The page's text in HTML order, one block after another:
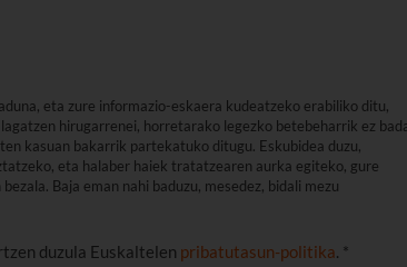
eta zure informazio-eskaera kudeatzeko erabiliko ditu,
hirugarrenei, horretarako legezko betebeharrik ez
kasuan bakarrik partekatuko ditugu. Eskubidea duzu,
eta halaber haiek tratatzearen aurka egiteko, gure
Baja eman nahi baduzu, mesedez, bidali mezu
duzula Euskaltelen pribatutasun-politika. *